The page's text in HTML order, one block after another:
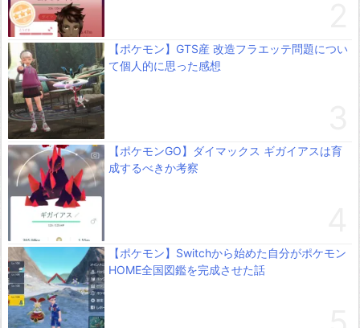
【ポケモン】GTS産 改造フラエッテ問題につい
て個人的に思った感想
【ポケモンGO】ダイマックス ギガイアスは育
成するべきか考察
【ポケモン】Switchから始めた自分がポケモン
HOME全国図鑑を完成させた話